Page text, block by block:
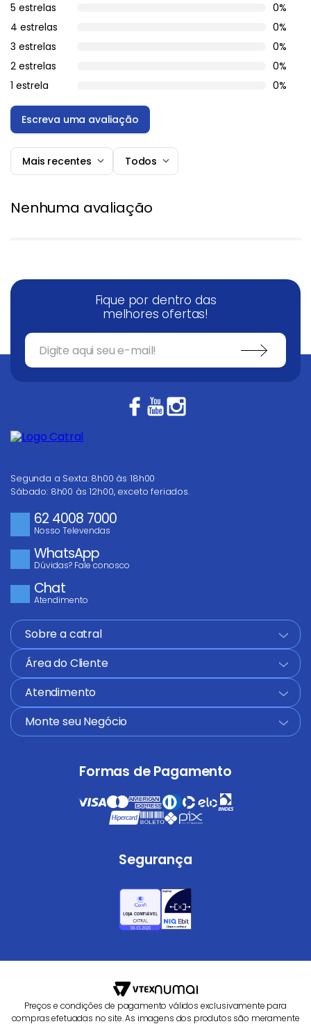
5 estrelas
0%
4 estrelas
0%
3 estrelas
0%
2 estrelas
0%
1 estrela
0%
Escreva uma avaliação
Título
★★★★★
Endereço de email
Escreva uma avaliação
ENVIAR AVALIAÇÃO
Mais recentes Todos
Nenhuma avaliação
Fique por dentro das
melhores ofertas!
Segunda a Sexta: 8h00 às 18h00
Sábado: 8h00 às 12h00, exceto feriados.
62 4008 7000
Nosso Televendas
WhatsApp
Dúvidas? Fale conosco
Chat
Atendimento
Sobre a catral
+
Área do Cliente
+
Atendimento
+
Monte seu Negócio
+
Formas de Pagamento
Segurança
Preços e condições de pagamento válidos exclusivamente para
compras efetuadas no site. As imagens dos produtos são meramente